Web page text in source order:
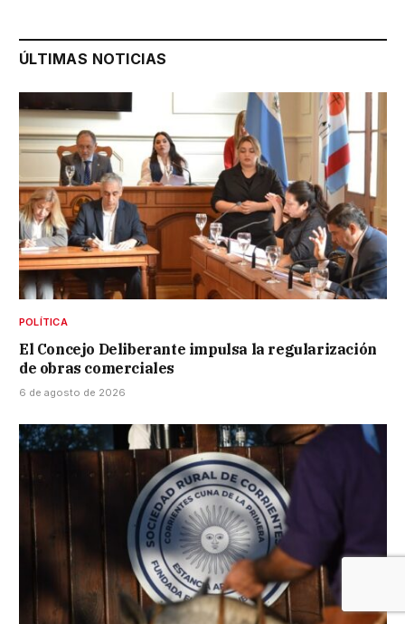
ÚLTIMAS NOTICIAS
POLÍTICA
El Concejo Deliberante impulsa la regularización
de obras comerciales
6 de agosto de 2026